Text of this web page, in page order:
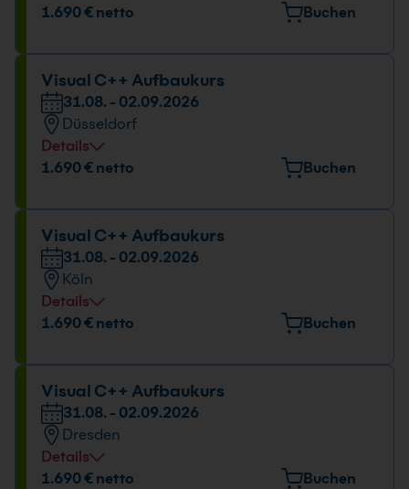
Veranstaltungsort
Datum und Uhrzeit
31.08. - 02.09.2026
09:00 - 16:00 Uhr
1.690 € netto Buchen
Visual C++ Aufbaukurs
31.08. - 02.09.2026
Düsseldorf
Details
Veranstaltungsort
Datum und Uhrzeit
31.08. - 02.09.2026
09:00 - 16:00 Uhr
1.690 € netto Buchen
Visual C++ Aufbaukurs
31.08. - 02.09.2026
Köln
Details
Veranstaltungsort
Datum und Uhrzeit
31.08. - 02.09.2026
09:00 - 16:00 Uhr
1.690 € netto Buchen
Visual C++ Aufbaukurs
31.08. - 02.09.2026
Dresden
Details
Veranstaltungsort
1.690 € netto Buchen